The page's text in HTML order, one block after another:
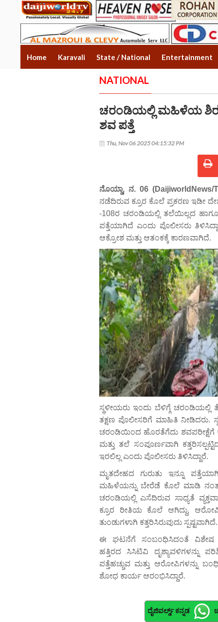
Home Karavali State / National Entertainment
NATIONAL
ಚರಂಡಿಯಲ್ಲಿ ಮಹಿಳೆಯ
ಶವ ಪತ್ತೆ
Thu, Nov 06 2025 04:15:32 PM
ನೊಯ್ಡಾ, ನ. 06 (DaijiworldNews/
ನಡೆದಿರುವ ಕ್ರೂರ ಕೊಲೆ ಪ್ರಕರಣ ಇಡೀ
-108ರ ಚರಂಡಿಯಲ್ಲಿ ತಲೆಯಿಲ್ಲದ
ಪತ್ತೆಯಾಗಿದೆ ಎಂದು ಪೊಲೀಸರು
ಆಕ್ರೋಶ ಮತ್ತು ಆತಂಕಕ್ಕೆ ಕಾರಣವಾಗಿದೆ.
ಸ್ಥಳೀಯರು ಇಂದು ಬೆಳಿಗ್ಗೆ ಚರಂಡಿಯಲ್ಲಿ
ತಕ್ಷಣ ಪೊಲೀಸರಿಗೆ ಮಾಹಿತಿ ನೀಡಿದರು.
ಚರಂಡಿಯಿಂದ ಹೊರತೆಗೆದು ಶವಪರೀಕ್ಷೆಗೆ
ಮತ್ತು ತಲೆ ಸಂಪೂರ್ಣವಾಗಿ
ಇರಲಿಲ್ಲ ಎಂದು ಪೊಲೀಸರು ತಿಳಿಸಿದ್ದಾರೆ.
ಮೃತದೇಹದ ಗುರುತು ಇನ್ನೂ
ಮಹಿಳೆಯನ್ನು ಬೇರೆಡೆ ಕೊಲೆ ಮಾಡಿ
ಚರಂಡಿಯಲ್ಲಿ ಎಸೆದಿರುವ ಸಾಧ್ಯತೆ
ಕ್ರೂರ ರೀತಿಯ ಕೊಲೆ ಆಗಿದ್ದು,
ತುಂಡುಗಳಾಗಿ ಕತ್ತರಿಸಿರುವುದು ಸ್ಪಷ್ಟವಾಗಿದೆ.
ಈ ಘಟನೆಗೆ ಸಂಬಂಧಿಸಿದಂತೆ ವಿಶೇಷ
ಹತ್ತಿರದ ಸಿಸಿಟಿವಿ ದೃಶ್ಯಾವಳಿಗಳನ್ನು
ಪತ್ತೆಹಚ್ಚುವ ಮತ್ತು ಆರೋಪಿಗಳನ್ನು
ಶೋಧ ಕಾರ್ಯ ಆರಂಭಿಸಿದ್ದಾರೆ.
ದೈಜಿವರ್ಲ್ಡ್ ಕನ್ನಡ